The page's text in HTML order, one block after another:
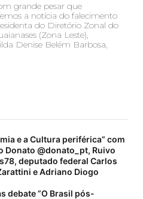
grande pesar que
a notícia do falecimento
do Diretório Zonal do
(Zona Leste),
Denise Belém Barbosa,
e a Cultura periférica” com
Donato @donato_pt, Ruivo
deputado federal Carlos
e Adriano Diogo
debate ”O Brasil pós-